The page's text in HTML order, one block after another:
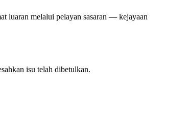
luaran melalui pelayan sasaran — kejayaan
isu telah dibetulkan.